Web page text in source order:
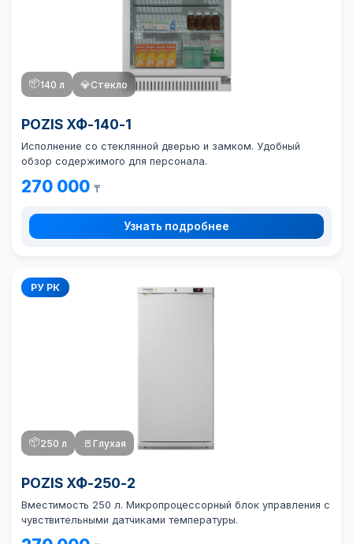
📦140 л 💎Стекло
POZIS ХФ-140-1
Исполнение со стеклянной дверью и замком. Удобный
обзор содержимого для персонала.
270 000 ₸
Узнать подробнее
РУ РК
📦250 л 🚪 Глухая
POZIS ХФ-250-2
Вместимость 250 л. Микропроцессорный блок управления с
чувствительными датчиками температуры.